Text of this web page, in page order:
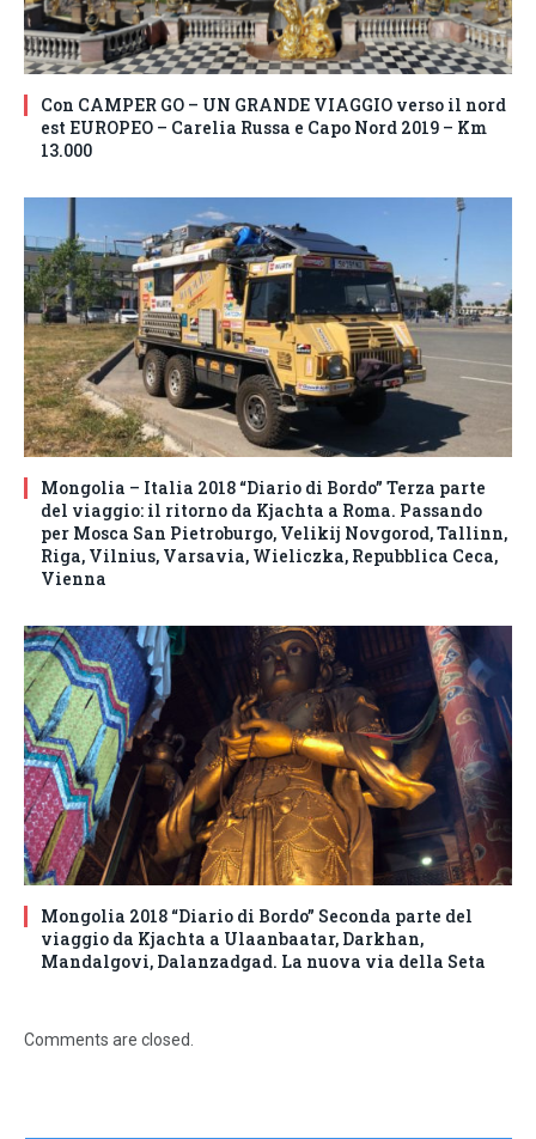
Con CAMPER GO – UN GRANDE VIAGGIO verso il nord
est EUROPEO – Carelia Russa e Capo Nord 2019 – Km
13.000
Mongolia – Italia 2018 “Diario di Bordo” Terza parte
del viaggio: il ritorno da Kjachta a Roma. Passando
per Mosca San Pietroburgo, Velikij Novgorod, Tallinn,
Riga, Vilnius, Varsavia, Wieliczka, Repubblica Ceca,
Vienna
Mongolia 2018 “Diario di Bordo” Seconda parte del
viaggio da Kjachta a Ulaanbaatar, Darkhan,
Mandalgovi, Dalanzadgad. La nuova via della Seta
Comments are closed.